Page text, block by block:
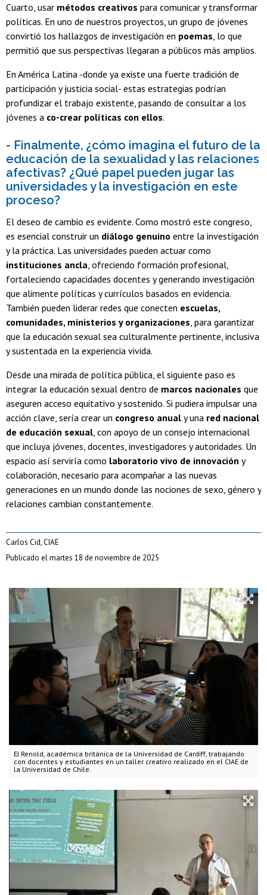
EJ Renold, académica británica de la Universidad de Cardiff, trabajando
con docentes y estudiantes en un taller creativo realizado en el CIAE de
la Universidad de Chile.
Cuarto, usar métodos creativos para comunicar y transformar
políticas. En uno de nuestros proyectos, un grupo de jóvenes
convirtió los hallazgos de investigación en poemas, lo que
permitió que sus perspectivas llegaran a públicos más amplios.
En América Latina -donde ya existe una fuerte tradición de
participación y justicia social- estas estrategias podrían
profundizar el trabajo existente, pasando de consultar a los
jóvenes a co-crear políticas con ellos.
- Finalmente, ¿cómo imagina el futuro de la
educación de la sexualidad y las relaciones
afectivas? ¿Qué papel pueden jugar las
universidades y la investigación en este
proceso?
El deseo de cambio es evidente. Como mostró este congreso,
es esencial construir un diálogo genuino entre la investigación
y la práctica. Las universidades pueden actuar como
instituciones ancla , ofreciendo formación profesional,
fortaleciendo capacidades docentes y generando investigación
que alimente políticas y currículos basados en evidencia.
También pueden liderar redes que conecten escuelas,
comunidades, ministerios y organizaciones , para garantizar
que la educación sexual sea culturalmente pertinente, inclusiva
y sustentada en la experiencia vivida.
Desde una mirada de política pública, el siguiente paso es
integrar la educación sexual dentro de marcos nacionales que
aseguren acceso equitativo y sostenido. Si pudiera impulsar una
acción clave, sería crear un congreso anual y una red nacional
de educación sexual , con apoyo de un consejo internacional
que incluya jóvenes, docentes, investigadores y autoridades. Un
espacio así serviría como laboratorio vivo de innovación y
colaboración, necesario para acompañar a las nuevas
generaciones en un mundo donde las nociones de sexo, género y
relaciones cambian constantemente.
Carlos Cid, CIAE
Publicado el martes 18 de noviembre de 2025